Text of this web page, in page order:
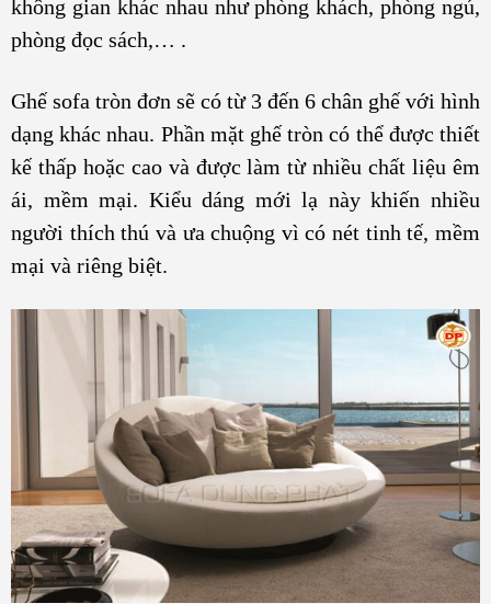
không gian khác nhau như phòng khách, phòng ngủ,
phòng đọc sách,… .
Ghế sofa tròn đơn sẽ có từ 3 đến 6 chân ghế với hình
dạng khác nhau. Phần mặt ghế tròn có thể được thiết
kế thấp hoặc cao và được làm từ nhiều chất liệu êm
ái, mềm mại. Kiểu dáng mới lạ này khiến nhiều
người thích thú và ưa chuộng vì có nét tinh tế, mềm
mại và riêng biệt.